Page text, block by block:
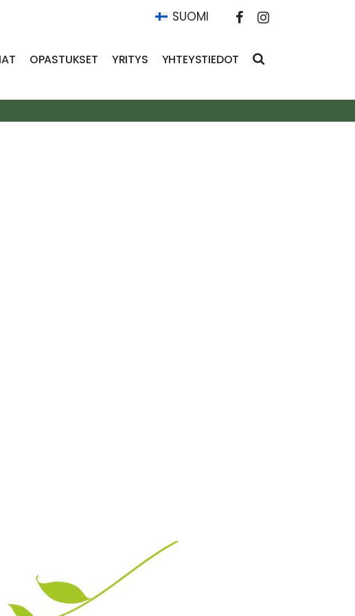
SUOMI
OPASTUKSET YRITYS YHTEYSTIEDOT